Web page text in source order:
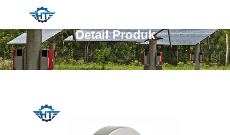
Detail Produk